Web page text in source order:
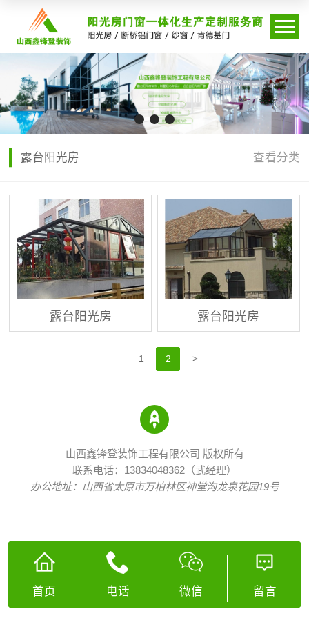
露台阳光房 查看分类
露台阳光房 露台阳光房
1 2 >
山西鑫锋登装饰工程有限公司 版权所有
联系电话：13834048362（武经理）
办公地址：山西省太原市万柏林区神堂沟龙泉花园19号
首页 电话 微信 留言